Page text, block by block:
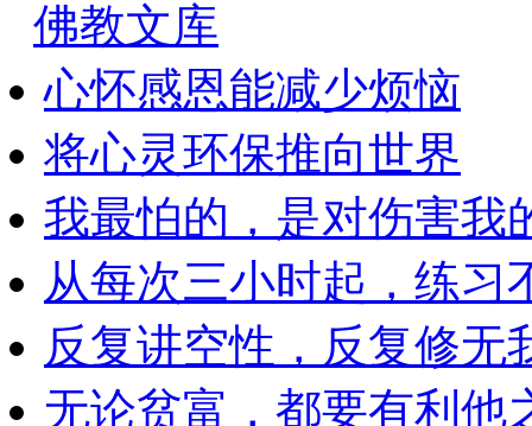
佛教文库
心怀感恩能减少烦恼
将心灵环保推向世界
我最怕的，是对伤害我
从每次三小时起，练习
反复讲空性，反复修无
无论贫富，都要有利他